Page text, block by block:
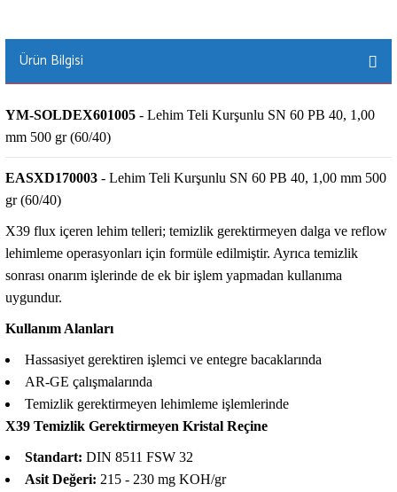
Ürün Bilgisi
YM-SOLDEX601005 - Lehim Teli Kurşunlu SN 60 PB 40, 1,00
mm 500 gr (60/40)
EASXD170003 - Lehim Teli Kurşunlu SN 60 PB 40, 1,00 mm 500
gr (60/40)
X39 flux içeren lehim telleri; temizlik gerektirmeyen dalga ve reflow
lehimleme operasyonları için formüle edilmiştir. Ayrıca temizlik
sonrası onarım işlerinde de ek bir işlem yapmadan kullanıma
uygundur.
Kullanım Alanları
Hassasiyet gerektiren işlemci ve entegre bacaklarında
AR-GE çalışmalarında
Temizlik gerektirmeyen lehimleme işlemlerinde
X39 Temizlik Gerektirmeyen Kristal Reçine
Standart: DIN 8511 FSW 32
Asit Değeri: 215 - 230 mg KOH/gr